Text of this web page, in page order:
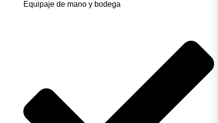
Equipaje de mano y bodega